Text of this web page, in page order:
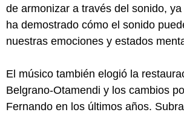
de armonizar a través del sonido,
ha demostrado cómo el sonido
nuestras emociones y estados
El músico también elogió la
Belgrano-Otamendi y los cambios
Fernando en los últimos años.